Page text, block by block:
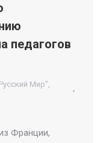
педагогов
Мир",
Франции,